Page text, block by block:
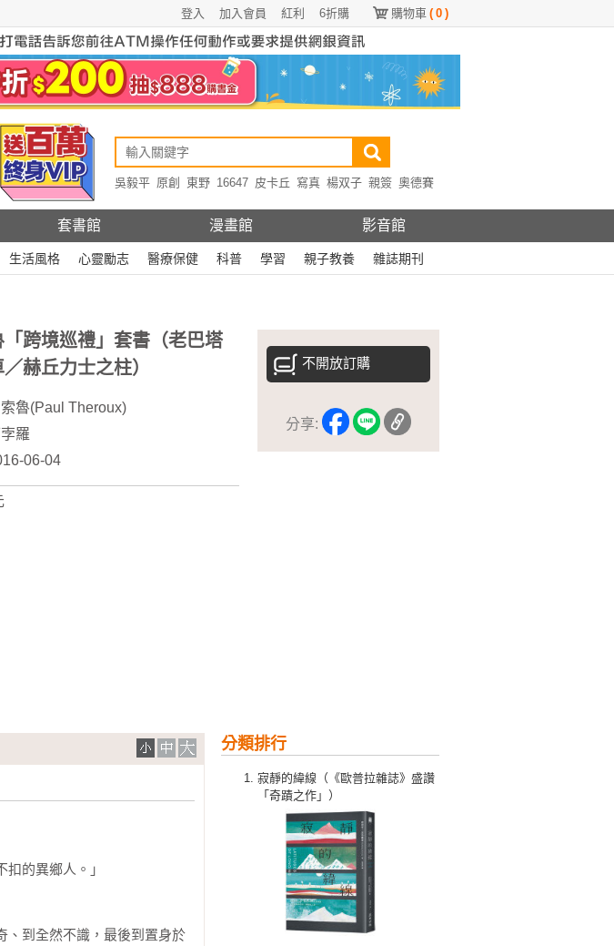
購物車 ( 0 )
6折購
紅利
加入會員
登入
吳毅平 原創 東野 16647 皮卡丘 寫真 楊双子 親簽 奧德賽
套書館 漫畫館 影音館
生活風格 心靈勵志 醫療保健 科普 學習 親子教養 雜誌期刊
不開放訂購
分享:
跨境巡禮」套書（老巴塔
赫丘力士之柱）
魯(Paul Theroux)
羅
06-04
分類排行
寂靜的緯線（《歐普拉雜誌》盛讚
「奇蹟之作」）
扣的異鄉人。」
、到全然不識，最後到置身於